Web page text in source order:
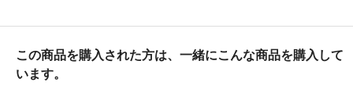
この商品を購入された方は、一緒にこんな商品を購入して
います。